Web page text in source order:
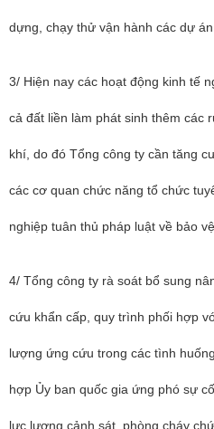
dựng, chạy thử vận hành các dự án.
3/ Hiện nay các hoạt động kinh tế
cả đất liền làm phát sinh thêm các
khí, do đó Tổng công ty cần tăng
các cơ quan chức năng tổ chức
nghiệp tuân thủ pháp luật về bảo
4/ Tổng công ty rà soát bổ sung
cứu khẩn cấp, quy trình phối hợp
lượng ứng cứu trong các tình
hợp Ủy ban quốc gia ứng phó sự
lực lượng cảnh sát phòng cháy